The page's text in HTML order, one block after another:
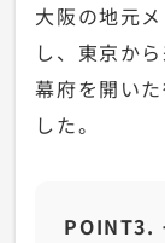
大阪の地元
し、東京か
幕府を開い
した。
POINT3.